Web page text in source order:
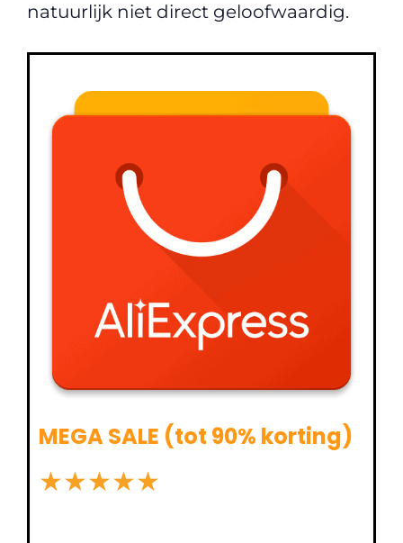
natuurlijk niet direct geloofwaardig.
MEGA SALE (tot 90% korting)
★★★★★